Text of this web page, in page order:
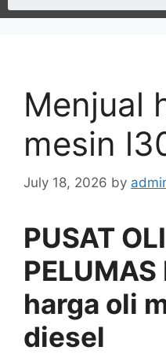
Menjual
mesin
July 18, 2026 by
PUSAT
harga oli
diesel